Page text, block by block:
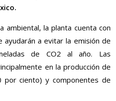
la planta cuenta con
ayudarán a evitar la emisión de
de CO2 al año. Las
en la producción de
por ciento) y componentes de